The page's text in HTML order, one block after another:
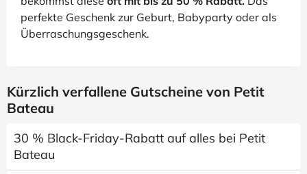
perfekte Geschenk zur Geburt, Babyparty oder als
Überraschungsgeschenk.
Kürzlich verfallene Gutscheine von Petit
Bateau
30 % Black-Friday-Rabatt auf alles bei Petit
Bateau